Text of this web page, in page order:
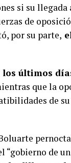
si su
de
por su parte,
los últimos
que la
de
“gobierno de